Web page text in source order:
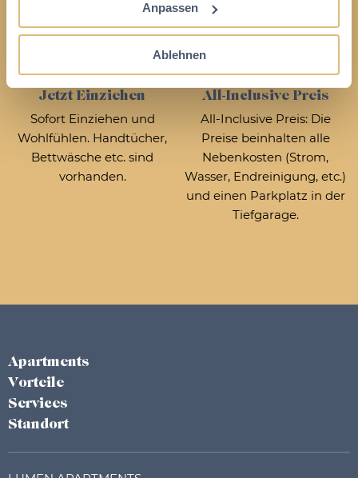
Anpassen
Ablehnen
Sitzecke und Schreibtisch.
Jetzt Einziehen
Sofort Einziehen und
Wohlfühlen. Handtücher,
Bettwäsche etc. sind
vorhanden.
All-Inclusive Preis
All-Inclusive Preis: Die
Preise beinhalten alle
Nebenkosten (Strom,
Wasser, Endreinigung, etc.)
und einen Parkplatz in der
Tiefgarage.
Apartments
Vorteile
Services
Standort